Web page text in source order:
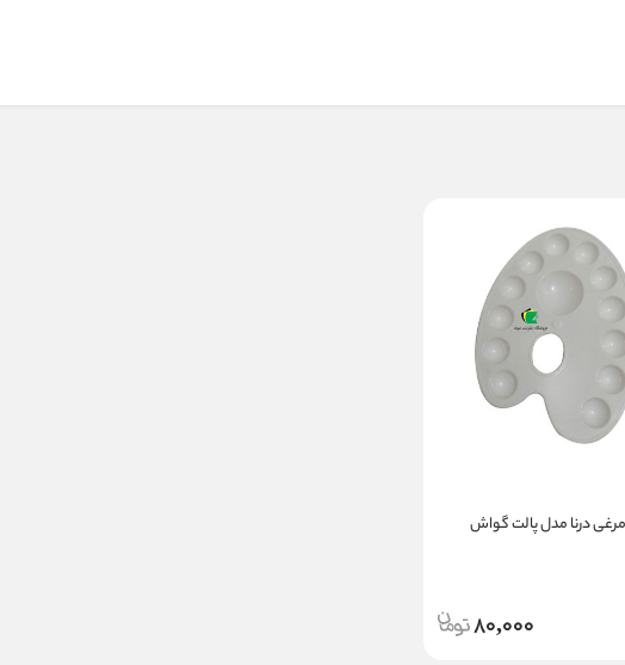
درنا مدل پالت گواش
80,000